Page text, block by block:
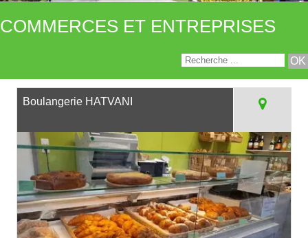
COMMERCES ET ENTREPRISES
Boulangerie HATVANI